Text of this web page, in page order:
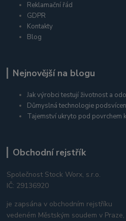
Reklamační řád
GDPR
Kontakty
Blog
Nejnovější na blogu
Jak výrobci testují životnost a
Důmyslná technologie
Tajemství ukryto pod povrchem
Obchodní rejstřík
Společnost Stock Worx, s.r.o.
IČ: 29136920
je zapsána v obchodním rejstříku
vedeném Městským soudem v Praze,